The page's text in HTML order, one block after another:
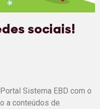
sociais!
Sistema EBD com o
a conteúdos de